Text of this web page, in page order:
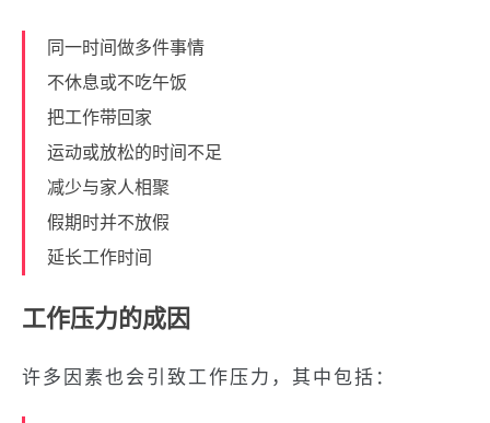
同一时间做多件事情
不休息或不吃午饭
把工作带回家
运动或放松的时间不足
减少与家人相聚
假期时并不放假
延长工作时间
工作压力的成因
许多因素也会引致工作压力，其中包括：